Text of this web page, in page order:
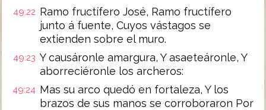
49:22 Ramo fructífero José, Ramo fructífero
junto á fuente, Cuyos vástagos se
extienden sobre el muro.
49:23 Y causáronle amargura, Y asaeteáronle, Y
aborreciéronle los archeros:
49:24 Mas su arco quedó en fortaleza, Y los
brazos de sus manos se corroboraron Por